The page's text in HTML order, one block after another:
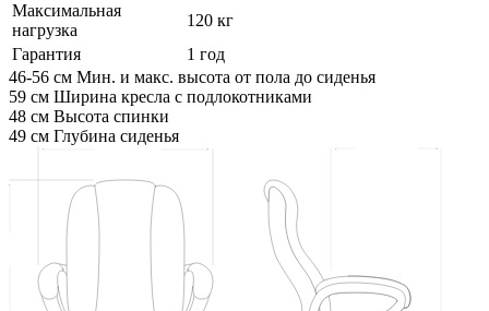
Максимальная
нагрузка
120 кг
Гарантия
1 год
46-56 см Мин. и макс. высота от пола до сиденья
59 см Ширина кресла с подлокотниками
48 см Высота спинки
49 см Глубина сиденья